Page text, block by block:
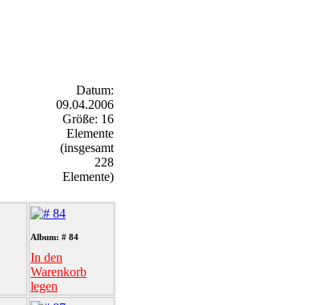
Datum:
09.04.2006
Größe: 16
Elemente
(insgesamt
228
Elemente)
Album: # 84
In den
Warenkorb
legen